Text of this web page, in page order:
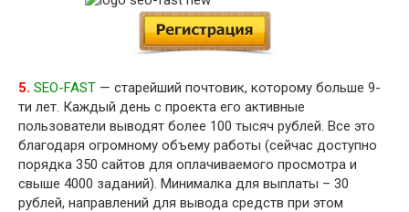
5. SEO-FAST — старейший почтовик, которому больше 9-
ти лет. Каждый день с проекта его активные
пользователи выводят более 100 тысяч рублей. Все это
благодаря огромному объему работы (сейчас доступно
порядка 350 сайтов для оплачиваемого просмотра и
свыше 4000 заданий). Минималка для выплаты – 30
рублей, направлений для вывода средств при этом